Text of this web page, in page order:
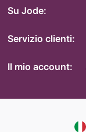
Su Jode:
Servizio clienti:
Il mio account: